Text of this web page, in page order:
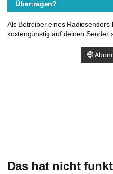
Das hat nicht
Übertragen?
Als Betreiber eines Radiosenders
kostengünstig auf deinen Sender